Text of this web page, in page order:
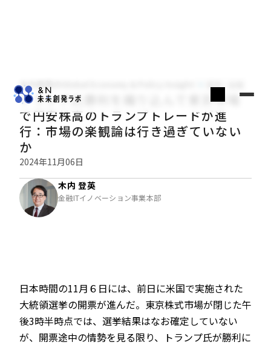
JP EN
木内登英のGlobal Economy & Policy Insight
トランプ氏勝利を織り込んで東京市場
で円安株高のトランプトレードが進
行：市場の楽観論は行き過ぎていない
か
2024年11月06日
木内 登英
金融ITイノベーション事業本部
日本時間の11月６日には、前日に米国で実施された
大統領選挙の開票が進んだ。東京株式市場が閉じた午
後3時半時点では、選挙結果はなお確定していない
が、開票途中の情勢を見る限り、トランプ氏が勝利に